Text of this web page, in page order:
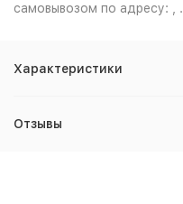
самовывозом по адресу: , .
Характеристики
Отзывы